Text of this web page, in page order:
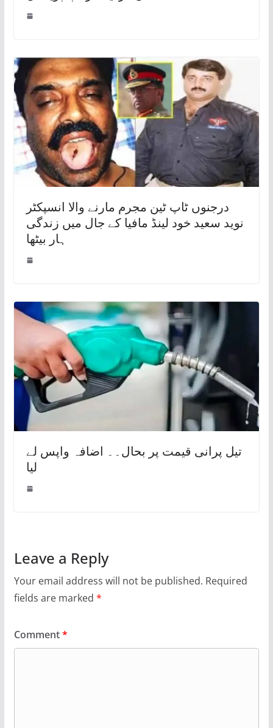
درجنوں ٹاپ ٹین مجرم مارنے والا انسپکٹر
نوید سعید خود لینڈ مافیا کے جال میں زندگی
ہار بیٹھا
تیل پرانی قیمت پر بحال۔۔ اضافہ واپس لے
لیا
Leave a Reply
Your email address will not be published. Required
fields are marked *
Comment*